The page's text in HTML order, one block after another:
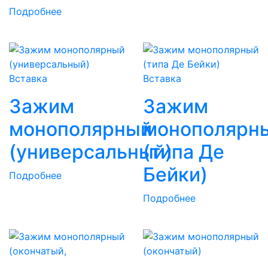
Подробнее
Вставка
Зажим
монополярный
(универсальный)
Подробнее
Вставка
Зажим
(типа Де
Бейки)
Подробнее